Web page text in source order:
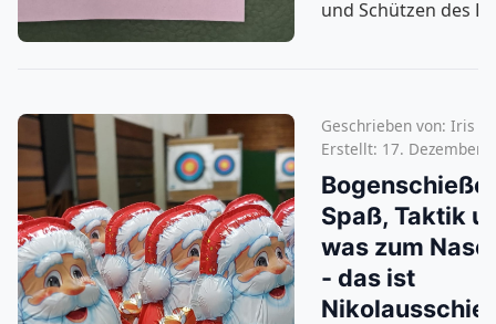
und Schützen des
Spaß, Taktik
was zum
- das ist
Geschrieben von: Iris
Erstellt: 17. Dezember